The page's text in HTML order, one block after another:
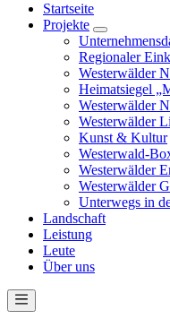
Startseite
Projekte
Regionaler
Westerwälder
Heimatsiegel
Westerwälder
Westerwälder
Kunst & Kultur
Westerwald-
Westerwälder
Westerwälder
Unterwegs in
Landschaft
Leistung
Leute
Über uns